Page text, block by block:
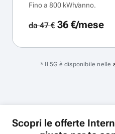
Fino a 800 kWh/anno.
da 47 €36 €/mese
* Il 5G è disponibile nelle
Scopri le offerte